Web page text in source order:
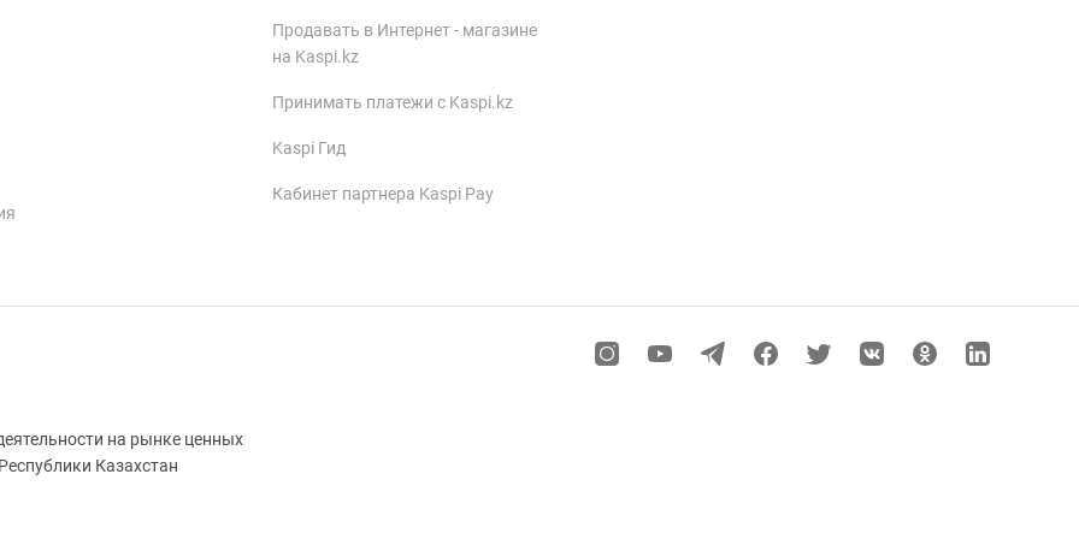
Продавать в Интернет - магазине
на Kaspi.kz
Принимать платежи с Kaspi.kz
Kaspi Гид
Кабинет партнера Kaspi Pay
на рынке ценных
Казахстан